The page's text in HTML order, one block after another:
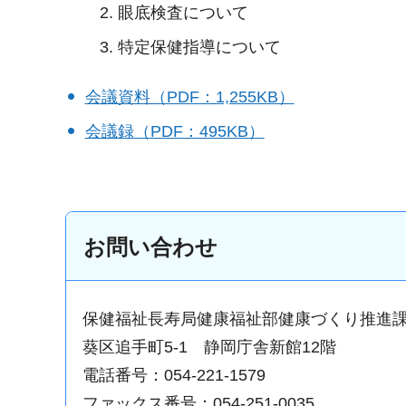
眼底検査について
特定保健指導について
会議資料（PDF：1,255KB）
会議録（PDF：495KB）
お問い合わせ
保健福祉長寿局健康福祉部健康づくり推進
葵区追手町5-1 静岡庁舎新館12階
電話番号：054-221-1579